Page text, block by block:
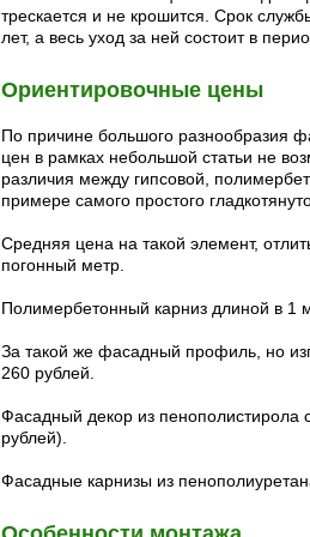
трескается и не крошится. Срок
лет, а весь уход за ней состоит в
Ориентировочные цены
По причине большого разнообразия
цен в рамках небольшой статьи не
различия между гипсовой,
примере самого простого
Средняя цена на такой элемент,
погонный метр.
Полимербетонный карниз длиной в 1
За такой же фасадный профиль, но
260 рублей.
Фасадный декор из пенополистирола
рублей).
Фасадные карнизы из